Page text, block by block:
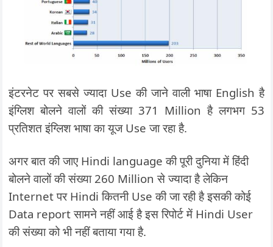
इंटरनेट पर सबसे ज्यादा Use की जाने वाली भाषा English है
इंग्लिश बोलने वालों की संख्या 371 Million है लगभग 53
प्रतिशत इंग्लिश भाषा का यूज Use जा रहा है.
अगर बात की जाए Hindi language की पूरी दुनिया में हिंदी
बोलने वालों की संख्या 260 Million से ज्यादा है लेकिन
Internet पर Hindi कितनी Use की जा रही है इसकी कोई
Data report सामने नहीं आई है इस रिपोर्ट में Hindi User
की संख्या को भी नहीं बताया गया है.